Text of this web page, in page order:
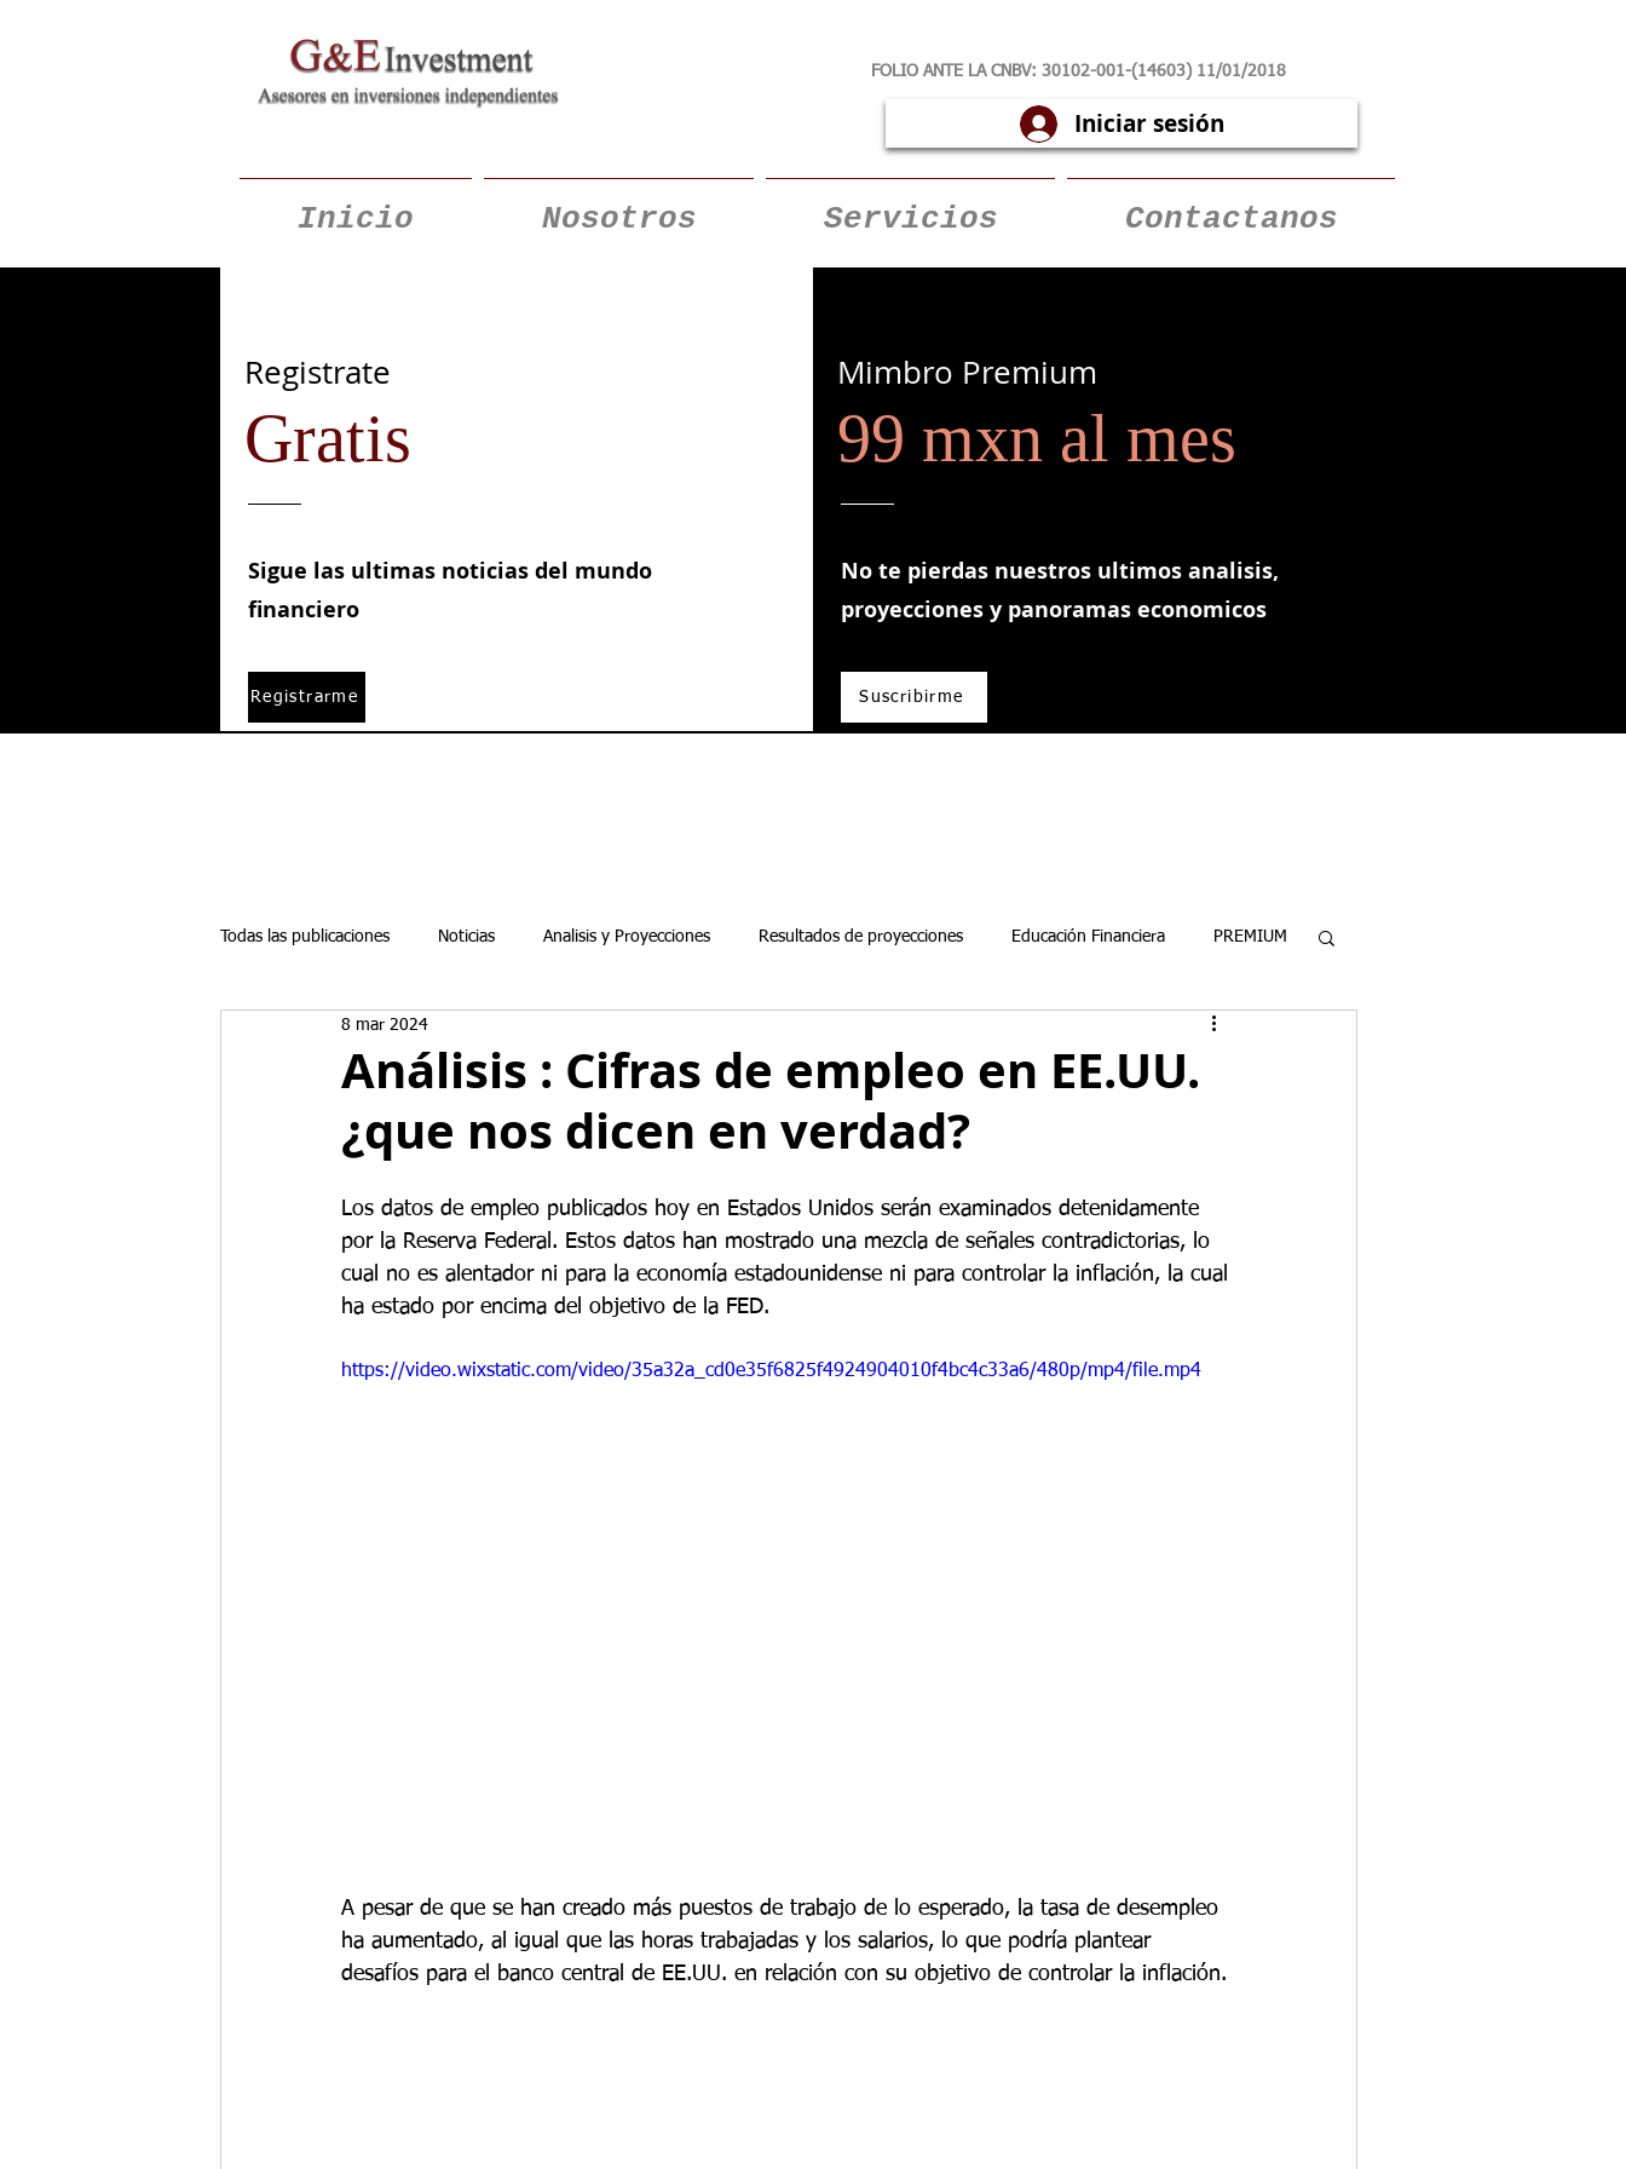
FOLIO ANTE LA CNBV: 30102-001-(14603) 11/01/2018
Iniciar sesión
Inicio Nosotros Servicios Contactanos
Registrate
Gratis
Sigue las ultimas noticias del mundo
financiero
Registrarme
Mimbro Premium
99 mxn al mes
No te pierdas nuestros ultimos analisis,
proyecciones y panoramas economicos
Suscribirme
Todas las publicaciones Noticias Analisis y Proyecciones Resultados de proyecciones Educación Financiera PREMIUM
Boletines semanales
Análisis : Cifras de empleo en EE.UU.
¿que nos dicen en verdad?
8 mar 2024
Los datos de empleo publicados hoy en Estados Unidos serán examinados detenidamente
por la Reserva Federal. Estos datos han mostrado una mezcla de señales contradictorias, lo
cual no es alentador ni para la economía estadounidense ni para controlar la inflación, la cual
ha estado por encima del objetivo de la FED.
https://video.wixstatic.com/video/35a32a_cd0e35f6825f4924904010f4bc4c33a6/480p/mp4/file.mp4
A pesar de que se han creado más puestos de trabajo de lo esperado, la tasa de desempleo
ha aumentado, al igual que las horas trabajadas y los salarios, lo que podría plantear
desafíos para el banco central de EE.UU. en relación con su objetivo de controlar la inflación.